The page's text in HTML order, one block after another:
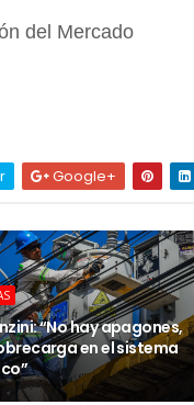
del Mercado
Google+
“No hay apagones,
en el sistema